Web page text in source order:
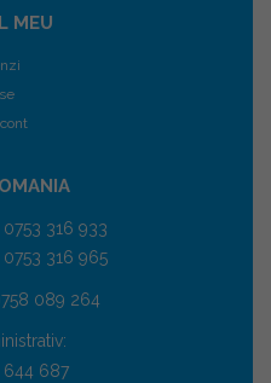
MEU
316 933
316 965
089 264
644 687